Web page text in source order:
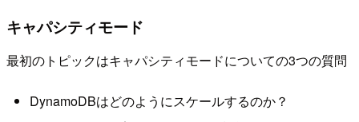
キャパシティモード
最初のトピックはキャパシティモードについての3つの質問
DynamoDBはどのようにスケールするのか？